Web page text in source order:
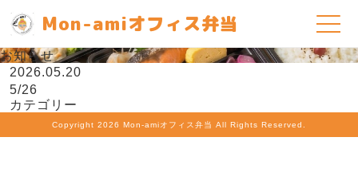
Mon-amiオフィス弁当
お知らせ
2026.05.20
5/26
カテゴリー
Copyright 2026 Mon-amiオフィス弁当 All Rights Reserved.